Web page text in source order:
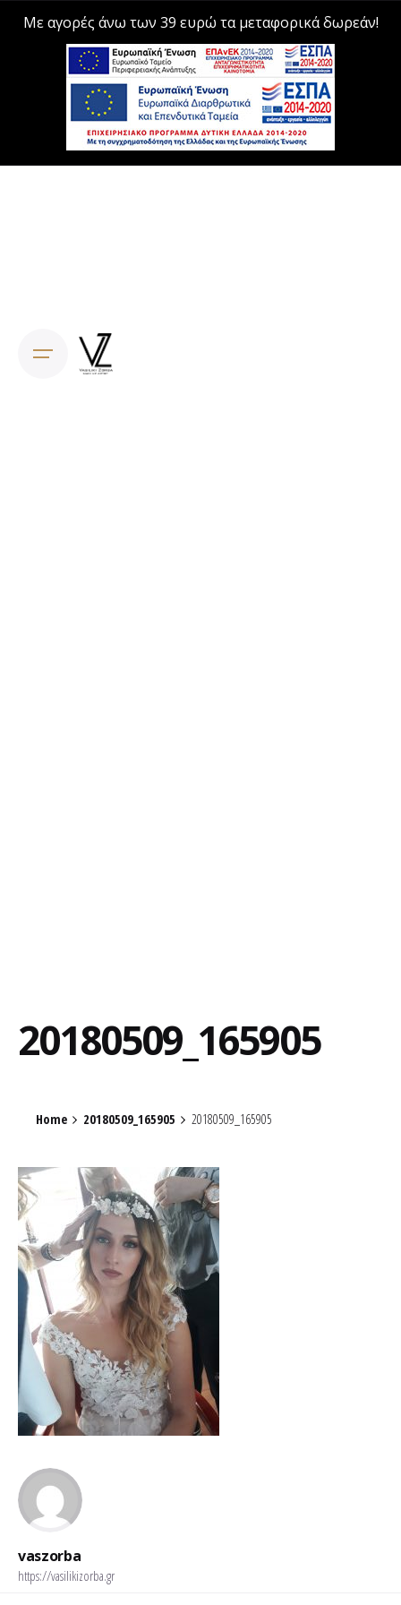
Με αγορές άνω των 39 ευρώ τα μεταφορικά δωρεάν!
20180509_165905
Home 20180509_165905 20180509_165905
vaszorba
https://vasilikizorba.gr